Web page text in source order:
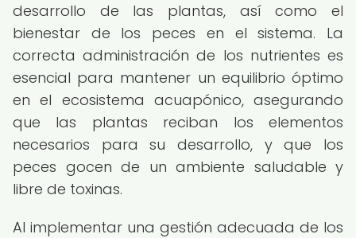
desarrollo de las plantas, así como el
bienestar de los peces en el sistema. La
correcta administración de los nutrientes es
esencial para mantener un equilibrio óptimo
en el ecosistema acuapónico, asegurando
que las plantas reciban los elementos
necesarios para su desarrollo, y que los
peces gocen de un ambiente saludable y
libre de toxinas.
Al implementar una gestión adecuada de los